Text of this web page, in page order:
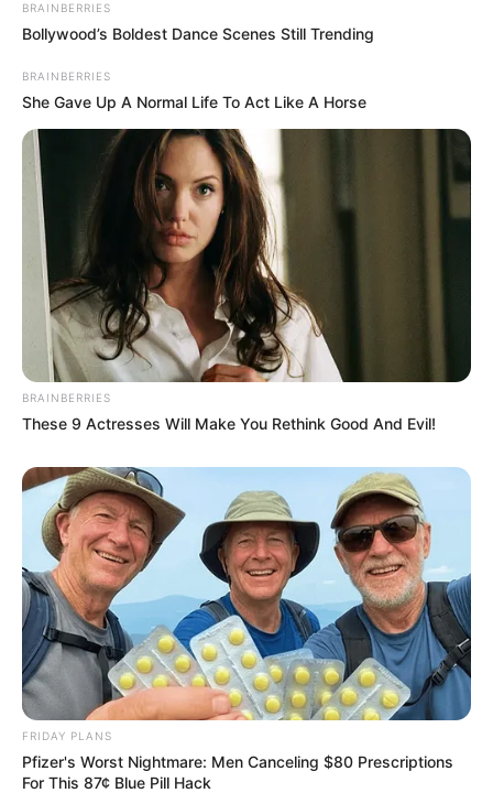
BRAINBERRIES
Bollywood’s Boldest Dance Scenes Still Trending
BRAINBERRIES
She Gave Up A Normal Life To Act Like A Horse
BRAINBERRIES
These 9 Actresses Will Make You Rethink Good And Evil!
FRIDAY PLANS
Pfizer's Worst Nightmare: Men Canceling $80 Prescriptions
For This 87¢ Blue Pill Hack